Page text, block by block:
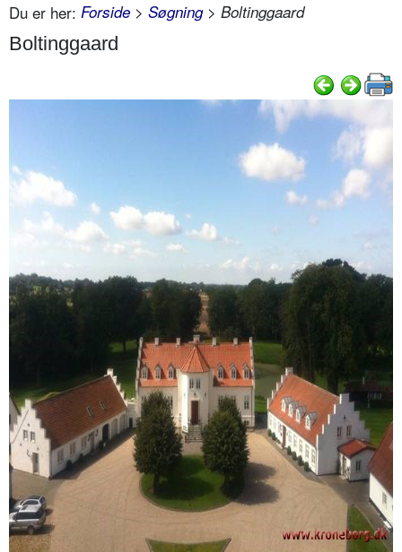
Du er her: Forside > Søgning> Boltinggaard
Boltinggaard